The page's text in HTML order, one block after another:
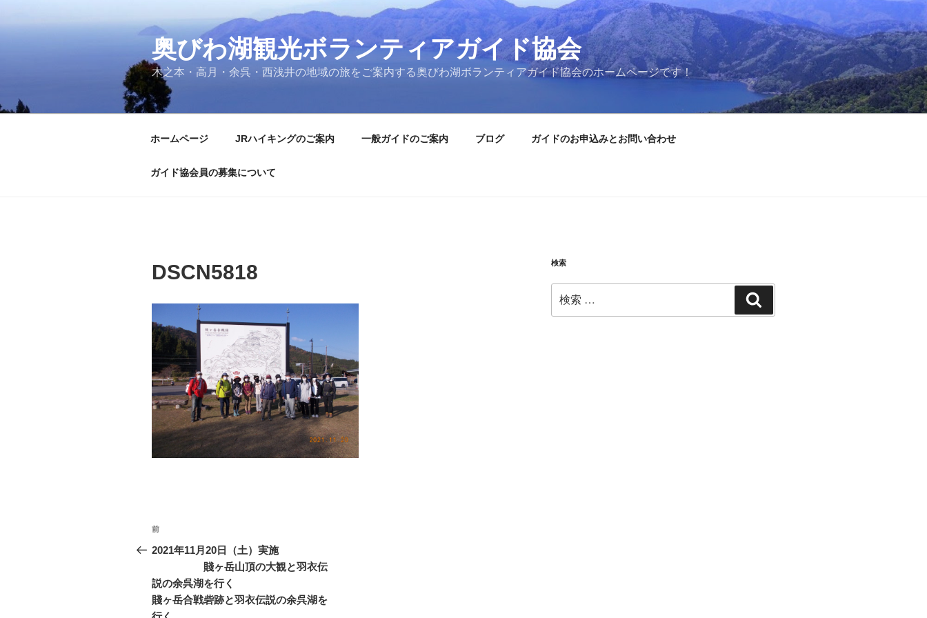
ス
奥びわ湖観光ボランティアガイド協会
木之本・高月・余呉・西浅井の地域の旅をご案内する奥びわ湖ボランティアガイド協会のホームページです！
ホームページ JRハイキングのご案内 一般ガイドのご案内 ブログ ガイドのお申込みとお問い合わせ
ガイド協会員の募集について
DSCN5818
投
稿
ナ
ビ
過
去
投
稿
前
2021年11月20日（土）実施
賤ヶ岳山頂の大観と羽衣伝
説の余呉湖を行く
賤ヶ岳合戦砦跡と羽衣伝説の余呉湖を
検索
索:
索